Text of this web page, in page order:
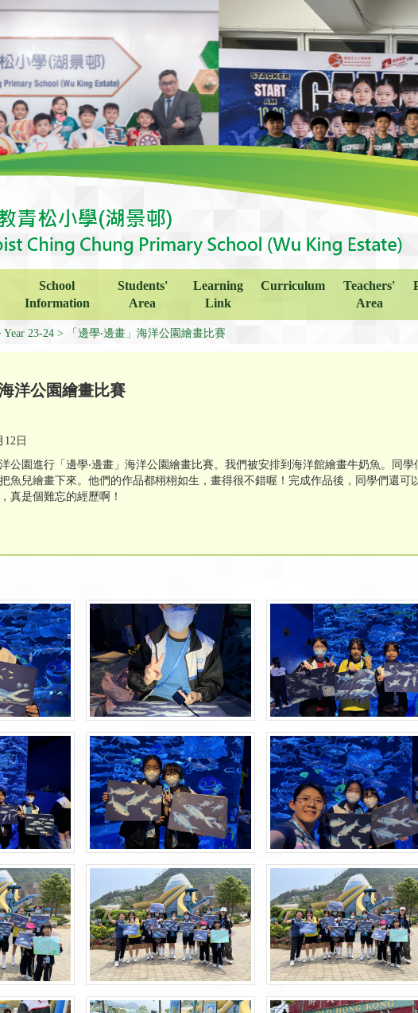
School
Information
Students'
Area
Learning
Link
Curriculum
Teachers'
Area
Year 23-24 「邊學‧邊畫」海洋公園繪畫比賽
海洋公園繪畫比賽
12日
公園進行「邊學‧邊畫」海洋公園繪畫比賽。我們被安排到海洋館繪畫牛奶魚。同
魚兒繪畫下來。他們的作品都栩栩如生，畫得很不錯喔！完成作品後，同學們還可
真是個難忘的經歷啊！